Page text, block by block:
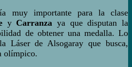
muy importante para la clase
y Carranza ya que disputan la
de obtener una medalla. Lo
Láser de Alsogaray que busca,
olímpico.